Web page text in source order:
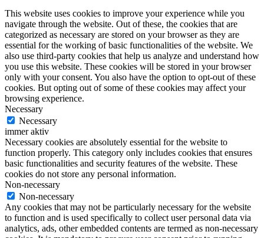
This website uses cookies to improve your experience while you
navigate through the website. Out of these, the cookies that are
categorized as necessary are stored on your browser as they are
essential for the working of basic functionalities of the website. We
also use third-party cookies that help us analyze and understand how
you use this website. These cookies will be stored in your browser
only with your consent. You also have the option to opt-out of these
cookies. But opting out of some of these cookies may affect your
browsing experience.
Necessary
Necessary
immer aktiv
Necessary cookies are absolutely essential for the website to
function properly. This category only includes cookies that ensures
basic functionalities and security features of the website. These
cookies do not store any personal information.
Non-necessary
Non-necessary
Any cookies that may not be particularly necessary for the website
to function and is used specifically to collect user personal data via
analytics, ads, other embedded contents are termed as non-necessary